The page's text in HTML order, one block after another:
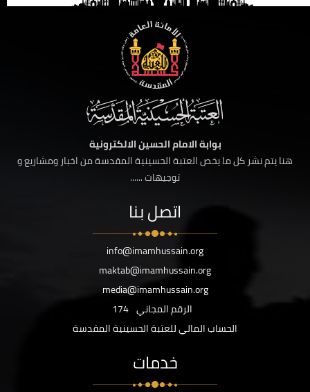
بوابة الامام الحسين الالكترونية
هنا يتم نشر كل ما يخص العتبة الحسينية المقدسة من اخبار ومشاريع و
توجيهات ......
اتصل بنا
info@imamhussain.org
maktab@imamhussain.org
media@imamhussain.org
الرقم المجاني 174
الحساب المالي للعتبة الحسينية المقدسة
خدمات